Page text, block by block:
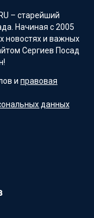
– старейший
Начиная с 2005
новостях и важных
Сергиев Посад
и правовая
данных